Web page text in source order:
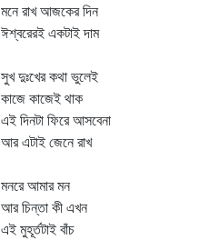
মনে রাখ আজকের দিন
ঈশ্বরেরই একটাই দাম
সুখ দুঃখের কথা ভুলেই
কাজে কাজেই থাক
এই দিনটা ফিরে আসবেনা
আর এটাই জেনে‌ রাখ
মনরে আমার মন
আর চিন্তা কী এখন
এই মুহূর্তটাই বাঁচ